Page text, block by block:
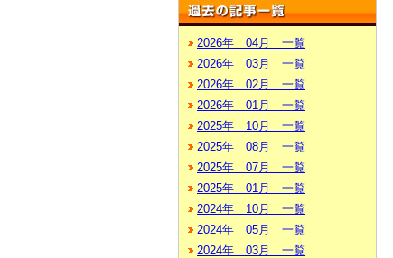
2026年 04月 一覧
2026年 03月 一覧
2026年 02月 一覧
2026年 01月 一覧
2025年 10月 一覧
2025年 08月 一覧
2025年 07月 一覧
2025年 01月 一覧
2024年 10月 一覧
2024年 05月 一覧
2024年 03月 一覧